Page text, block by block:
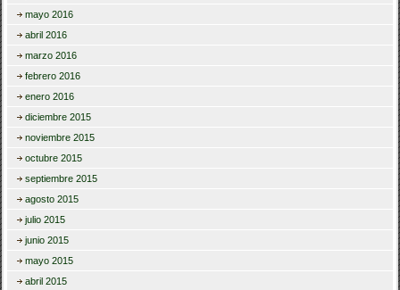
mayo 2016
abril 2016
marzo 2016
febrero 2016
enero 2016
diciembre 2015
noviembre 2015
octubre 2015
septiembre 2015
agosto 2015
julio 2015
junio 2015
mayo 2015
abril 2015